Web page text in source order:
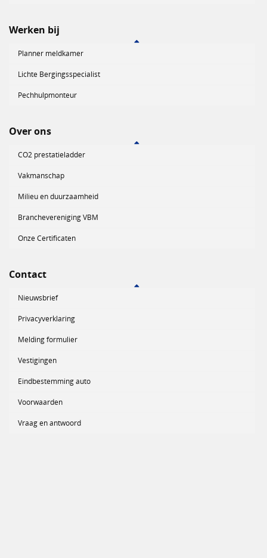
Werken bij
Planner meldkamer
Lichte Bergingsspecialist
Pechhulpmonteur
Over ons
CO2 prestatieladder
Vakmanschap
Milieu en duurzaamheid
Branchevereniging VBM
Onze Certificaten
Contact
Nieuwsbrief
Privacyverklaring
Melding formulier
Vestigingen
Eindbestemming auto
Voorwaarden
Vraag en antwoord